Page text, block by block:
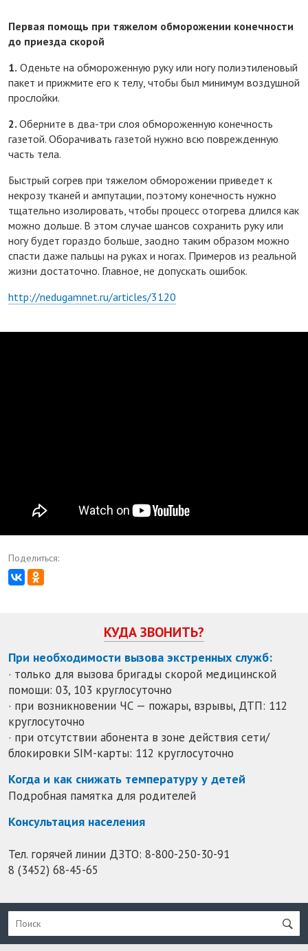
Первая помощь при тяжелом обморожении конечности
до приезда скорой
1. Оденьте на обмороженную руку или ногу полиэтиленовый
пакет и прижмите его к телу, чтобы был минимум воздушной
прослойки.
2. Оберните в два-три слоя обмороженную конечность
газетой. Оборачивать газетой нужно всю поврежденную
часть тела.
Быстрый согрев при тяжелом обморожении приведет к
некрозу тканей и ампутации, поэтому конечность нужно
тщательно изолировать, чтобы процесс отогрева длился как
можно дольше. В этом случае шансов сохранить руку или
ногу будет гораздо больше, заодно таким образом можно
спасти даже пальцы на руках и ногах. Примеров из реальной
жизни достаточно. Главное, не допускать ошибок.
http://nedugamnet.ru/articles/3120
Поделиться:
КУДА ЗВОНИТЬ?
При необходимости вызова экстренных служб:
· только для вызова бригады скорой медицинской
помощи: 03, 103 круглосуточно
· при возникновении ЧС — пожары, взрывы, ДТП: 112
круглосуточно
· при отсутствии абонента в зоне действия сети/
блокировки SIM-карты: 112 круглосуточно
Когда и как снижать температуру у детей
Подробная памятка для родителей
Консультация населения
Тел. горячей линии ДЗТО: 8-800-250-30-91
8 (3452) 68-45-65